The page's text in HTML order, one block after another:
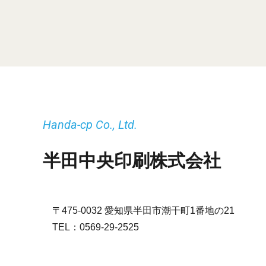
半田中央印刷株式会社
Handa-cp Co., Ltd.
〒475-0032 愛知県半田市潮干町1番地の21
TEL： 0569-29-2525